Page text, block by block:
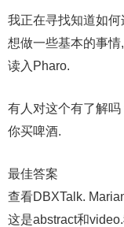
我正在寻找知道如
想做一些基本的事情
读入Pharo.
有人对这个有了解
你买啤酒.
最佳答案
查看DBXTalk.
这是abstract和